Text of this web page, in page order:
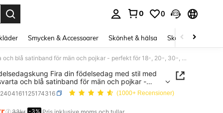
0 0
Smycken & Accessoarer Skönhet & hälsa Skor Curve
1 st födelsedagskung Fira din födelsedag med stil med detta svarta och blå satinband för män och pojkar - perfekt för 18-, 20-, 30-, 40-, 50- och 60-årsdagar - ge dina festdekorationer en touch av elegans festtillbehör band, jul
Fira din födelsedag med stil med
och blå satinband för män och pojkar -
för 18-, 20-, 30-, 40-, 50- och 60-årsdagar - ge
en touch av elegans festtillbehör
(1000+ Recensioner)
-3%